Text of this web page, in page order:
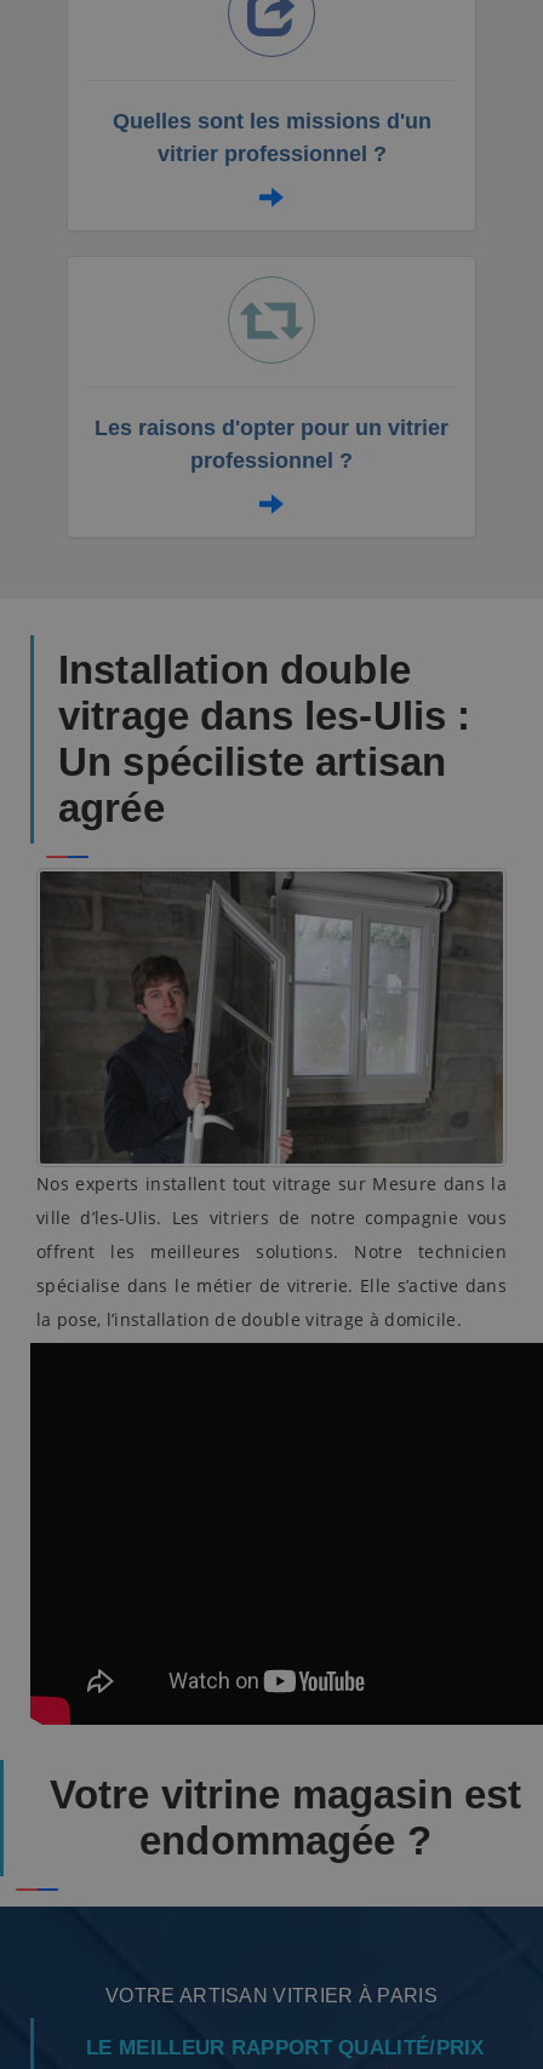
Quelles sont les missions d'un
vitrier professionnel ?
Les raisons d'opter pour un vitrier
professionnel ?
Installation double
vitrage dans les-Ulis :
Un spéciliste artisan
agrée
Nos experts installent tout vitrage sur Mesure dans la
ville d’les-Ulis. Les vitriers de notre compagnie vous
offrent les meilleures solutions. Notre technicien
spécialise dans le métier de vitrerie. Elle s’active dans
la pose, l’installation de double vitrage à domicile.
Votre vitrine magasin est
endommagée ?
VOTRE ARTISAN VITRIER À PARIS
LE MEILLEUR RAPPORT QUALITÉ/PRIX